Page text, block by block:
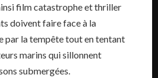
film catastrophe et thriller
doivent faire face à la
par la tempête tout en tentant
marins qui sillonnent
submergées.